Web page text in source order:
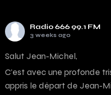
Radio 666 99.1 FM
3 weeks ago
Salut Jean-Michel,
C’est avec une profonde
appris le départ de Jean-